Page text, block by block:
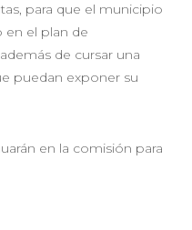
para que el municipio
en el plan de
de cursar una
puedan exponer su
en la comisión para